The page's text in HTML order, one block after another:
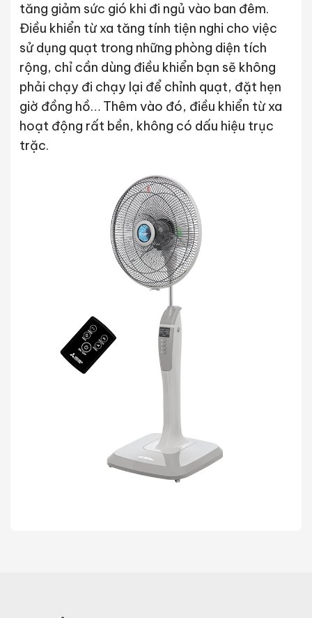
tăng giảm sức gió khi đi ngủ vào ban đêm.
Điều khiển từ xa tăng tính tiện nghi cho việc
sử dụng quạt trong những phòng diện tích
rộng, chỉ cần dùng điều khiển bạn sẽ không
phải chạy đi chạy lại để chỉnh quạt, đặt hẹn
giờ đồng hồ… Thêm vào đó, điều khiển từ xa
hoạt động rất bền, không có dấu hiệu trục
trặc.